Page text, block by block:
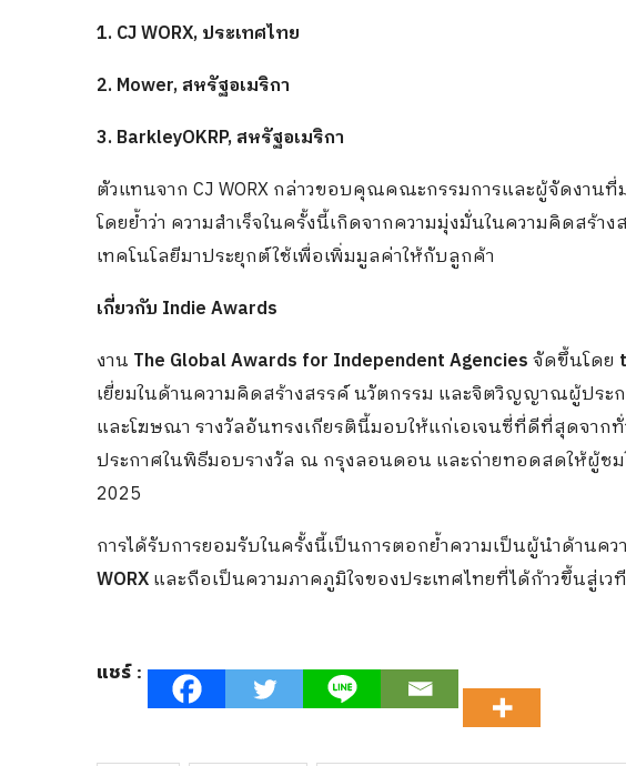
1. CJ WORX, ประเทศไทย
2. Mower, สหรัฐอเมริกา
3. BarkleyOKRP, สหรัฐอเมริกา
ตัวแทนจาก CJ WORX กล่าวขอบคุณคณะกรรมการและผู้จัดงาน
โดยย้ำว่า ความสำเร็จในครั้งนี้เกิดจากความมุ่งมั่นในความคิดสร้า
เทคโนโลยีมาประยุกต์ใช้เพื่อเพิ่มมูลค่าให้กับลูกค้า
เกี่ยวกับ Indie Awards
งาน The Global Awards for Independent Agenciesจัดขึ้นโดย
เยี่ยมในด้านความคิดสร้างสรรค์ นวัตกรรม และจิตวิญญาณผู้ประ
และโฆษณา รางวัลอันทรงเกียรตินี้มอบให้แก่เอเจนซี่ที่ดีที่สุดจาก
ประกาศในพิธีมอบรางวัล ณ กรุงลอนดอน และถ่ายทอดสดให้ผู้ชม
2025
การได้รับการยอมรับในครั้งนี้เป็นการตอกย้ำความเป็นผู้นำด้านค
WORXและถือเป็นความภาคภูมิใจของประเทศไทยที่ได้ก้าวขึ้นสู่เว
แชร์ :